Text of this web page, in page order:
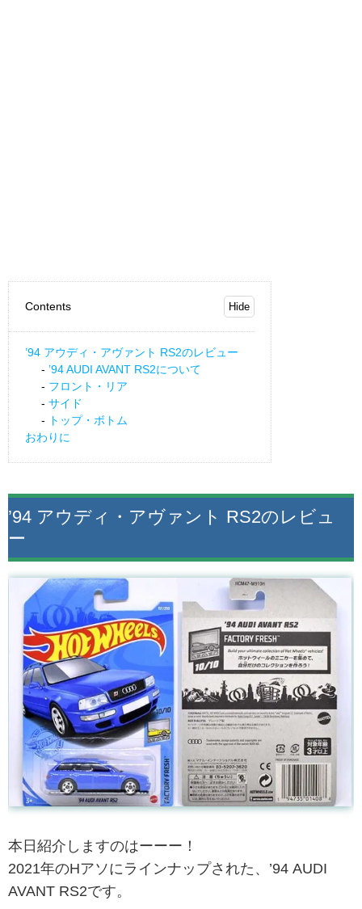
Contents
’94 アウディ・アヴァント RS2のレビュー
’94 AUDI AVANT RS2について
フロント・リア
サイド
トップ・ボトム
おわりに
’94 アウディ・アヴァント RS2のレビュ
ー
本日紹介しますのはーーー！
2021年のHアソにラインナップされた、’94 AUDI
AVANT RS2です。